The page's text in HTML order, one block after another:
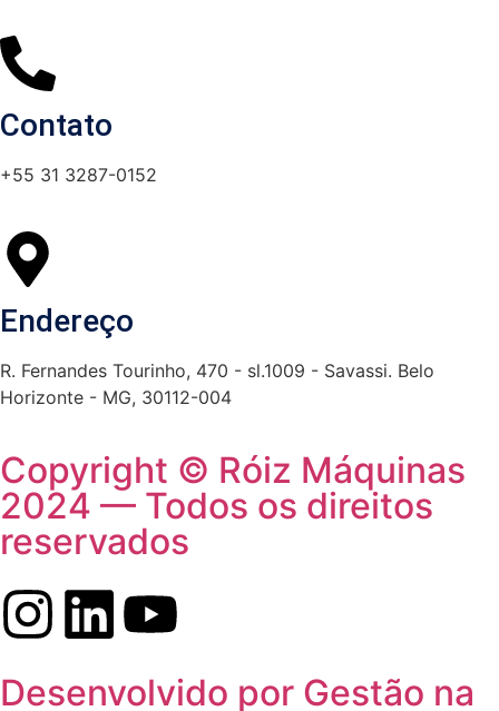
Contato
+55 31 3287-0152
Endereço
R. Fernandes Tourinho, 470 - sl.1009 - Savassi. Belo
Horizonte - MG, 30112-004
Copyright © Róiz Máquinas
2024 — Todos os direitos
reservados
Desenvolvido por Gestão na